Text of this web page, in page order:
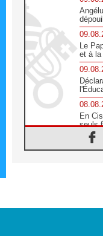
Le
et à la
En
seuls
Léon